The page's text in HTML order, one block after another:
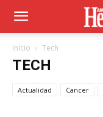
Inicio Tech
TECH
Actualidad Cancer